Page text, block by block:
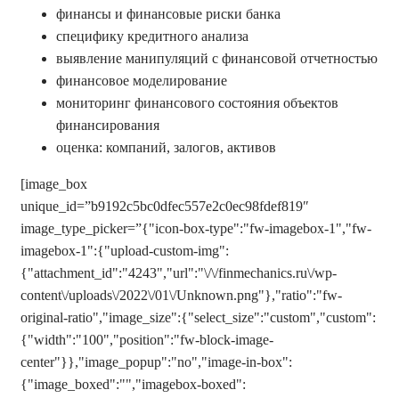
финансы и финансовые риски банка
специфику кредитного анализа
выявление манипуляций с финансовой отчетностью
финансовое моделирование
мониторинг финансового состояния объектов
финансирования
оценка: компаний, залогов, активов
[image_box
unique_id=”b9192c5bc0dfec557e2c0ec98fdef819″
image_type_picker=”{"icon-box-type":"fw-imagebox-1","fw-
imagebox-1":{"upload-custom-img":
{"attachment_id":"4243","url":"\/\/finmechanics.ru\/wp-
content\/uploads\/2022\/01\/Unknown.png"},"ratio":"fw-
original-ratio","image_size":{"select_size":"custom","custom":
{"width":"100","position":"fw-block-image-
center"}},"image_popup":"no","image-in-box":
{"image_boxed":"","imagebox-boxed":